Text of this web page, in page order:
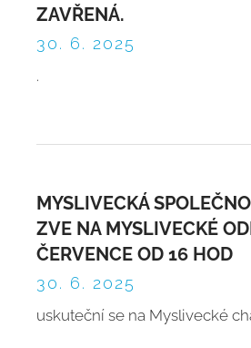
ZAVŘENÁ.
30. 6. 2025
.
MYSLIVECKÁ
ZVE NA MYSLIVECKÉ
ČERVENCE OD 16 HOD
30. 6. 2025
uskuteční se na Myslivecké